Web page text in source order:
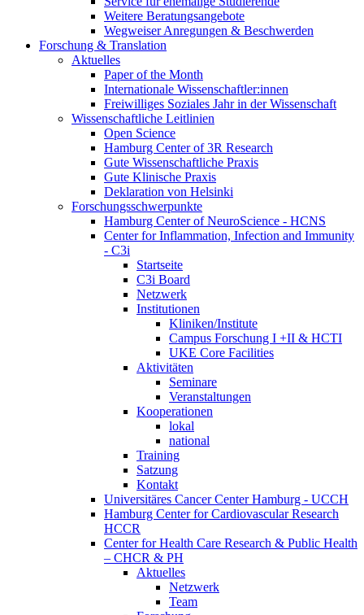
Weitere Beratungsangebote
Wegweiser Anregungen & Beschwerden
Forschung & Translation
Aktuelles
Paper of the Month
Internationale Wissenschaftler:innen
Freiwilliges Soziales Jahr in der Wissenschaft
Wissenschaftliche Leitlinien
Open Science
Hamburg Center of 3R Research
Gute Wissenschaftliche Praxis
Gute Klinische Praxis
Deklaration von Helsinki
Forschungsschwerpunkte
Hamburg Center of NeuroScience - HCNS
Center for Inflammation, Infection and Immunity
- C3i
Startseite
C3i Board
Netzwerk
Institutionen
Kliniken/Institute
Campus Forschung I +II & HCTI
UKE Core Facilities
Aktivitäten
Seminare
Veranstaltungen
Kooperationen
lokal
national
Training
Satzung
Kontakt
Universitäres Cancer Center Hamburg - UCCH
Hamburg Center for Cardiovascular Research
HCCR
Center for Health Care Research & Public Health
– CHCR & PH
Aktuelles
Netzwerk
Team